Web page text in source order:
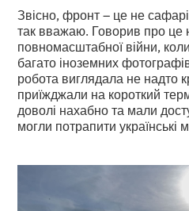
Звісно, фронт – це не
так вважаю. Говорив про це
повномасштабної війни,
багато іноземних
робота виглядала не надто
приїжджали на короткий
доволі нахабно та мали
могли потрапити українські